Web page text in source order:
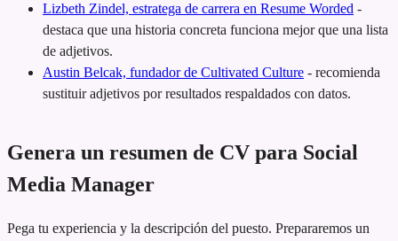
Lizbeth Zindel, estratega de carrera en Resume Worded -
destaca que una historia concreta funciona mejor que una lista
de adjetivos.
Austin Belcak, fundador de Cultivated Culture - recomienda
sustituir adjetivos por resultados respaldados con datos.
Genera un resumen de CV para Social
Media Manager
Pega tu experiencia y la descripción del puesto. Prepararemos un